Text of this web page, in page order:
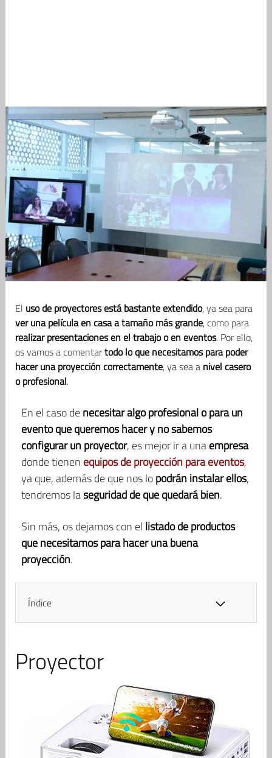
El uso de proyectores está bastante extendido, ya sea para
ver una película en casa a tamaño más grande, como para
realizar presentaciones en el trabajo o en eventos. Por ello,
os vamos a comentartodo lo que necesitamos para poder
hacer una proyección correctamente, ya sea a nivel casero
o profesional.
En el caso denecesitar algo profesional o para un
evento que queremos hacer y no sabemos
configurar un proyector, es mejor ir a unaempresa
donde tienen equipos de proyección para eventos,
ya que, además de que nos lopodrán instalar ellos,
tendremos laseguridad de que quedará bien.
Sin más, os dejamos con el listado de productos
que necesitamos para hacer una buena
proyección.
Índice
Proyector